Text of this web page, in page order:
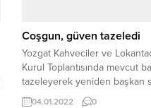
Coşgun, güven tazeledi
Yozgat Kahveciler ve
Kurul Toplantısında mevcut
tazeleyerek yeniden başkan
04.01.2022 0